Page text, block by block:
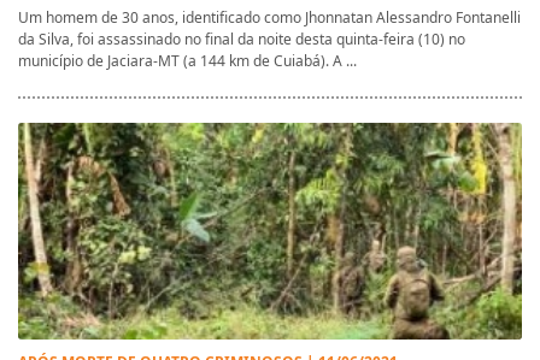
Um homem de 30 anos, identificado como Jhonnatan Alessandro Fontanelli
da Silva, foi assassinado no final da noite desta quinta-feira (10) no
município de Jaciara-MT (a 144 km de Cuiabá). A ...